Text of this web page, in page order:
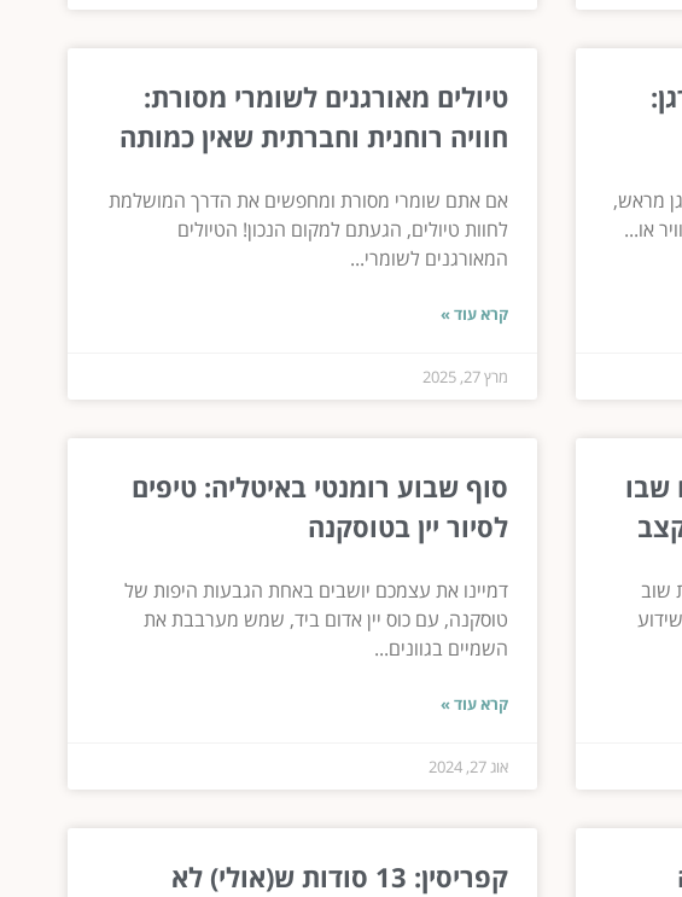
מראש,
או...
טיולים מאורגנים לשומרי מסורת:
חוויה רוחנית וחברתית שאין כמותה
אם אתם שומרי מסורת ומחפשים את הדרך המושלמת
לחוות טיולים, הגעתם למקום הנכון! הטיולים
המאורגנים לשומרי...
קרא עוד »
מרץ 27, 2025
שבו
שוב
האירוע שידוע
סוף שבוע רומנטי באיטליה: טיפים
לסיור יין בטוסקנה
דמיינו את עצמכם יושבים באחת הגבעות היפות של
טוסקנה, עם כוס יין אדום ביד, שמש מערבבת את
השמיים בגוונים...
קרא עוד »
אוג 27, 2024
קפריסין: 13 סודות ש(אולי) לא